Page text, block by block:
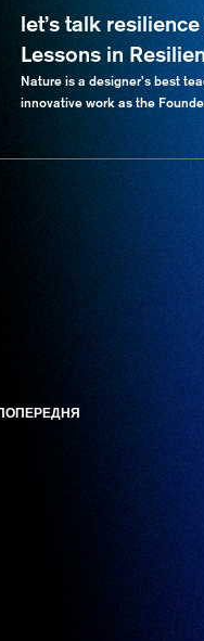
let’s talk
Lessons in
Nature is a designer’s best
innovative work as the
ПОПЕРЕДНЯ